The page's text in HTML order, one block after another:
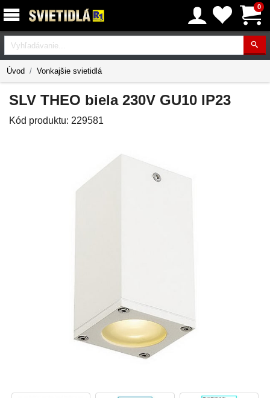
0
Vyhľadávanie
Úvod Vonkajšie svietidlá
SLV THEO biela 230V GU10 IP23
Kód produktu: 229581